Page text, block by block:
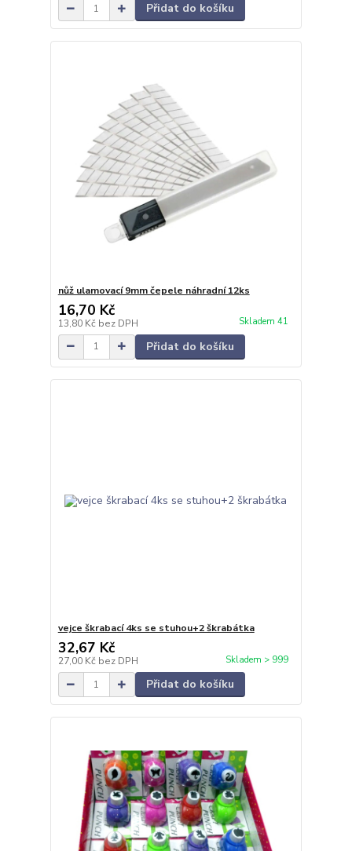
Přidat do košíku
nůž ulamovací 9mm čepele náhradní 12ks
16,70 Kč
13,80 Kč bez DPH Skladem 41
Přidat do košíku
vejce škrabací 4ks se stuhou+2 škrabátka
32,67 Kč
27,00 Kč bez DPH Skladem > 999
Přidat do košíku